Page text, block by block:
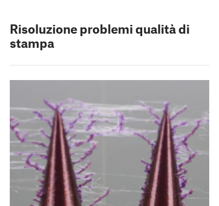
Risoluzione problemi qualità di
stampa